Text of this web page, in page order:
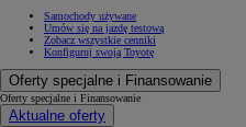
Samochody używane
Umów się na jazdę testową
Zobacz wszystkie cenniki
Konfiguruj swoją Toyotę
Oferty specjalne i Finansowanie
Oferty specjalne i Finansowanie
Aktualne oferty